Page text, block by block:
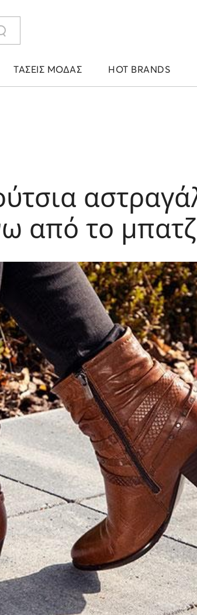
ΤΆΣΕΙΣ ΜΌΔΑΣ HOT BRANDS
από το